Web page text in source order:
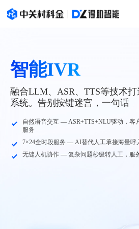
智能IVR
融合LLM、ASR、TTS等技术
系统。告别按键迷宫，一句话
自然语音交互 — ASR+TTS+NLU驱动，客
服务
7×24全时段服务 — AI替代人工承接海量呼
无缝人机协作 — 复杂问题秒级转人工，服